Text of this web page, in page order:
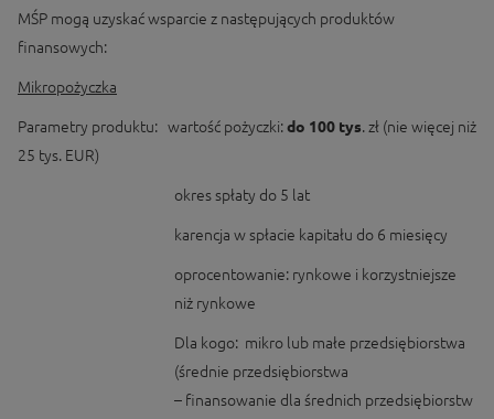
MŚP mogą uzyskać wsparcie z następujących produktów
finansowych:
Mikropożyczka
Parametry produktu: wartość pożyczki:do 100 tys. zł (nie więcej niż
25 tys. EUR)
okres spłaty do 5 lat
karencja w spłacie kapitału do 6 miesięcy
oprocentowanie: rynkowe i korzystniejsze
niż rynkowe
Dla kogo: mikro lub małe przedsiębiorstwa
(średnie przedsiębiorstwa
– finansowanie dla średnich przedsiębiorstw